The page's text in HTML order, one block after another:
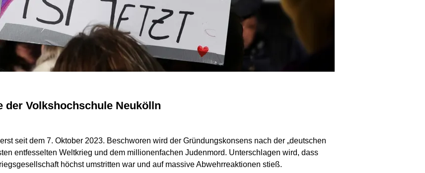
der Volkshochschule Neukölln
seit dem 7. Oktober 2023. Beschworen wird der Gründungskonsens nach der „deutschen
entfesselten Weltkrieg und dem millionenfachen Judenmord. Unterschlagen wird, dass
höchst umstritten war und auf massive Abwehrreaktionen stieß.